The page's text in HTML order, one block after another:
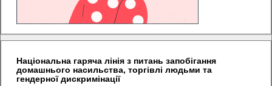
Національна гаряча лінія з питань запобігання
домашнього насильства, торгівлі людьми та
гендерної дискримінації